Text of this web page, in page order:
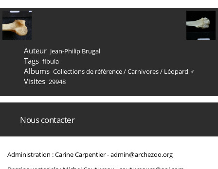
Auteur Jean-Philip Brugal
Tags fibula
Albums Collections de référence/Carnivores/ Léopard ♂
Visites 29948
Nous contacter
Administration : Carine Carpentier -admin@archezoo.org